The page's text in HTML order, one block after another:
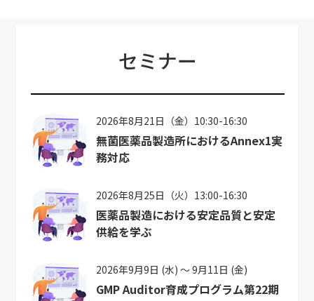
セミナー
2026年8月21日（金）10:30-16:30
無菌医薬品製造所におけるAnnex1実
務対応
2026年8月25日（火）13:00-16:30
医薬品製造における安定品質と安定
供給を学ぶ
2026年9月9日 (水) ～ 9月11日 (金)
GMP Auditor育成プログラム第22期